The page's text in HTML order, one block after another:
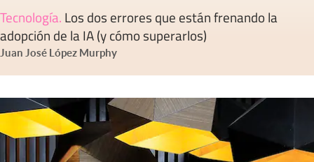
Tecnología. Los dos errores que están frenando la
adopción de la IA (y cómo superarlos)
Juan José López Murphy